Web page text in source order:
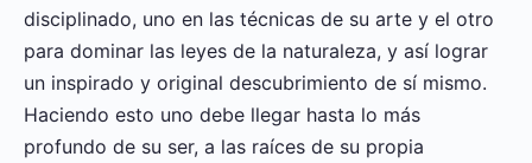
disciplinado, uno en las técnicas de su arte y el otro
para dominar las leyes de la naturaleza, y así lograr
un inspirado y original descubrimiento de sí mismo.
Haciendo esto uno debe llegar hasta lo más
profundo de su ser, a las raíces de su propia